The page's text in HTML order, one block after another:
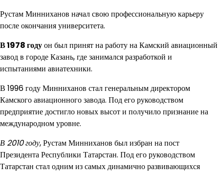
Рустам Минниханов начал свою профессиональную карьеру
после окончания университета.
В 1978 годуон был принят на работу на Камский авиационный
завод в городе Казань, где занимался разработкой и
испытаниями авиатехники.
В 1996 году Минниханов стал генеральным директором
Камского авиационного завода. Под его руководством
предприятие достигло новых высот и получило признание на
международном уровне.
В 2010 году, Рустам Минниханов был избран на пост
Президента Республики Татарстан. Под его руководством
Татарстан стал одним из самых динамично развивающихся